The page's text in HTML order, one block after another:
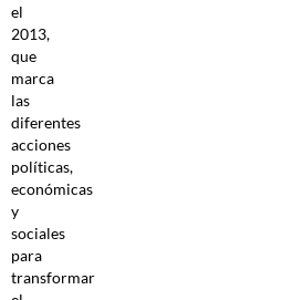
el
2013,
que
marca
las
diferentes
acciones
políticas,
económicas
y
sociales
para
transformar